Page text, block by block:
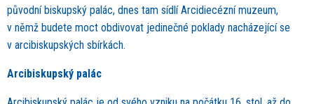
původní biskupský palác, dnes tam sídlí Arcidiecézní muzeum,
v němž budete moct obdivovat jedinečné poklady nacházející se
v arcibiskupských sbírkách.
Arcibiskupský palác